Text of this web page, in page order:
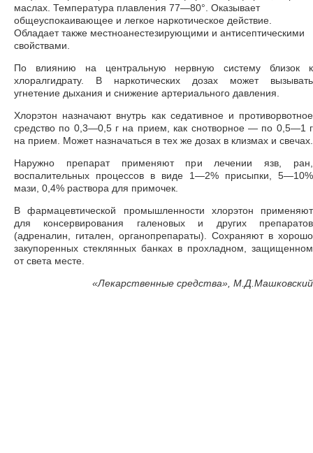
маслах. Температура плавления 77—80°. Оказывает
общеуспокаивающее и легкое наркотическое действие.
Обладает также местноанестезирующими и антисептическими
свойствами.
По влиянию на центральную нервную систему близок к
хлоралгидрату. В наркотических дозах может вызывать
угнетение дыхания и снижение артериального давления.
Хлорэтон назначают внутрь как седативное и противорвотное
средство по 0,3—0,5 г на прием, как снотворное — по 0,5—1 г
на прием. Может назначаться в тех же дозах в клизмах и свечах.
Наружно препарат применяют при лечении язв, ран,
воспалительных процессов в виде 1—2% присыпки, 5—10%
мази, 0,4% раствора для примочек.
В фармацевтической промышленности хлорэтон применяют
для консервирования галеновых и других препаратов
(адреналин, гитален, органопрепараты). Сохраняют в хорошо
закупоренных стеклянных банках в прохладном, защищенном
от света месте.
«Лекарственные средства», М.Д.Машковский